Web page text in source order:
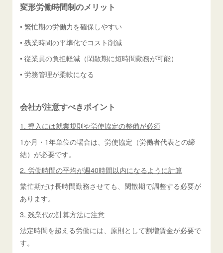
変形労働時間制のメリット
• 繁忙期の労働力を確保しやすい
• 残業時間の平準化でコスト削減
• 従業員の負担軽減（閑散期に短時間勤務が可能）
• 労務管理が柔軟になる
会社が注意すべきポイント
1. 導入には就業規則や労使協定の整備が必須
1か月・1年単位の場合は、労使協定（労働者代表との締
結）が必要です。
2. 労働時間の平均が週40時間以内になるように計算
繁忙期だけ長時間勤務させても、閑散期で調整する必要が
あります。
3. 残業代の計算方法に注意
法定時間を超える労働には、原則として割増賃金が必要で
す。